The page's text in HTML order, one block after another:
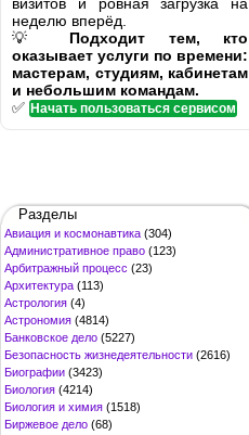
неделю вперёд.
💡 Подходит тем, кто
оказывает услуги по времени:
мастерам, студиям, кабинетам
и небольшим командам.
✅ Начать пользоваться сервисом
Разделы
Авиация и космонавтика (304)
Административное право (123)
Арбитражный процесс (23)
Архитектура (113)
Астрология (4)
Астрономия (4814)
Банковское дело (5227)
Безопасность жизнедеятельности (2616)
Биографии (3423)
Биология (4214)
Биология и химия (1518)
Биржевое дело (68)